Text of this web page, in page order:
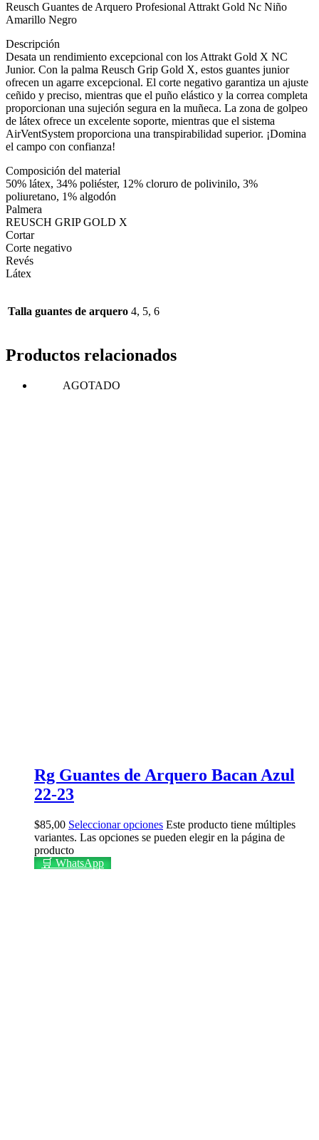
Reusch Guantes de Arquero Profesional Attrakt Gold Nc Niño
Amarillo Negro
Descripción
Desata un rendimiento excepcional con los Attrakt Gold X NC
Junior. Con la palma Reusch Grip Gold X, estos guantes junior
ofrecen un agarre excepcional. El corte negativo garantiza un ajuste
ceñido y preciso, mientras que el puño elástico y la correa completa
proporcionan una sujeción segura en la muñeca. La zona de golpeo
de látex ofrece un excelente soporte, mientras que el sistema
AirVentSystem proporciona una transpirabilidad superior. ¡Domina
el campo con confianza!
Composición del material
50% látex, 34% poliéster, 12% cloruro de polivinilo, 3%
poliuretano, 1% algodón
Palmera
REUSCH GRIP GOLD X
Cortar
Corte negativo
Revés
Látex
Talla guantes de arquero 4, 5, 6
Productos relacionados
AGOTADO
Rg Guantes de Arquero Bacan Azul
22-23
$85,00 Seleccionar opciones Este producto tiene múltiples
variantes. Las opciones se pueden elegir en la página de
producto
🛒 WhatsApp